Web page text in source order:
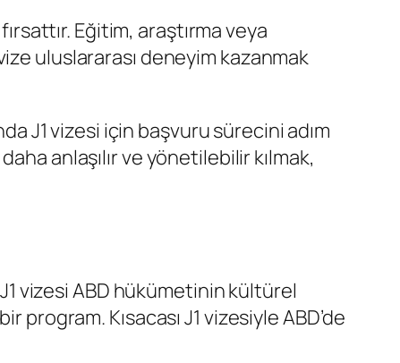
Eğitim, araştırma veya
uluslararası deneyim kazanmak
J1 vizesi için başvuru sürecini adım
anlaşılır ve yönetilebilir kılmak,
vizesi ABD hükümetinin kültürel
Kısacası J1 vizesiyle ABD’de